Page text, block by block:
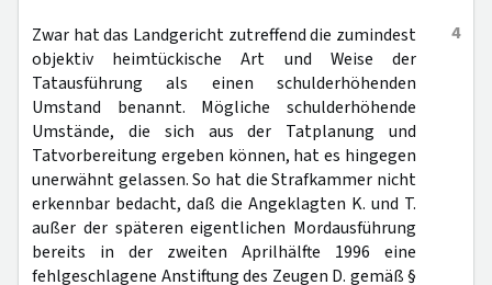
4
Zwar hat das Landgericht zutreffend die zumindest
objektiv heimtückische Art und Weise der
Tatausführung als einen schulderhöhenden
Umstand benannt. Mögliche schulderhöhende
Umstände, die sich aus der Tatplanung und
Tatvorbereitung ergeben können, hat es hingegen
unerwähnt gelassen. So hat die Strafkammer nicht
erkennbar bedacht, daß die Angeklagten K. und T.
außer der späteren eigentlichen Mordausführung
bereits in der zweiten Aprilhälfte 1996 eine
fehlgeschlagene Anstiftung des Zeugen D. gemäß §